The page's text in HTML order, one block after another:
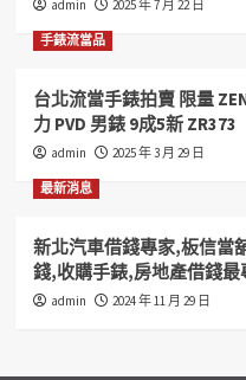
借
專
家,
雲
林
錶
雲
林
admin 2025 年 7 月 22 日
手錶流當品
台北流當手錶拍賣 限量
力 PVD 男錶 9成5新 ZR373
admin 2025 年 3 月 29 日
最新消息
新北汽車借錢專家,板信當
錢,收購手錶,房地產借錢最
admin 2024 年 11 月 29 日